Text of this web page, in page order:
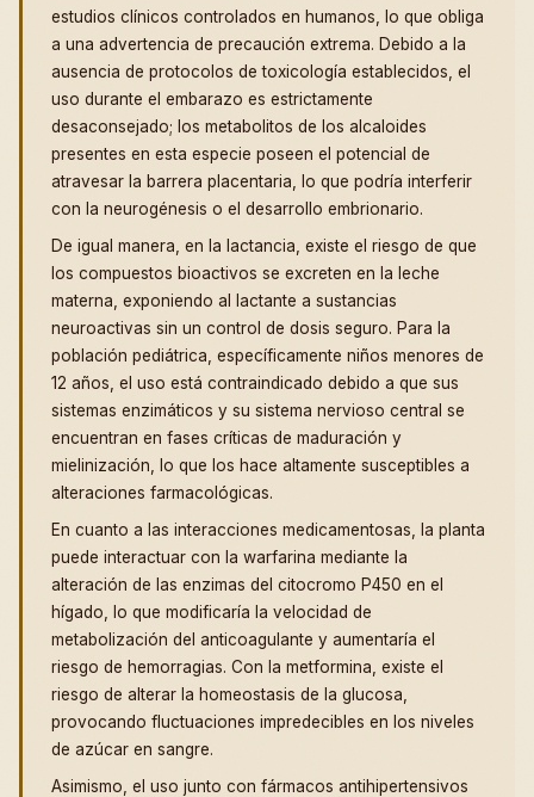
estudios clínicos controlados en humanos, lo que obliga
a una advertencia de precaución extrema. Debido a la
ausencia de protocolos de toxicología establecidos, el
uso durante el embarazo es estrictamente
desaconsejado; los metabolitos de los alcaloides
presentes en esta especie poseen el potencial de
atravesar la barrera placentaria, lo que podría interferir
con la neurogénesis o el desarrollo embrionario.
De igual manera, en la lactancia, existe el riesgo de que
los compuestos bioactivos se excreten en la leche
materna, exponiendo al lactante a sustancias
neuroactivas sin un control de dosis seguro. Para la
población pediátrica, específicamente niños menores de
12 años, el uso está contraindicado debido a que sus
sistemas enzimáticos y su sistema nervioso central se
encuentran en fases críticas de maduración y
mielinización, lo que los hace altamente susceptibles a
alteraciones farmacológicas.
En cuanto a las interacciones medicamentosas, la planta
puede interactuar con la warfarina mediante la
alteración de las enzimas del citocromo P450 en el
hígado, lo que modificaría la velocidad de
metabolización del anticoagulante y aumentaría el
riesgo de hemorragias. Con la metformina, existe el
riesgo de alterar la homeostasis de la glucosa,
provocando fluctuaciones impredecibles en los niveles
de azúcar en sangre.
Asimismo, el uso junto con fármacos antihipertensivos